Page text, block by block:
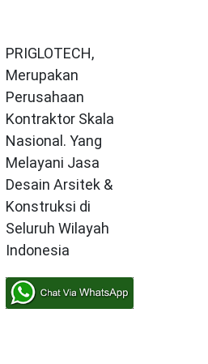
PRIGLOTECH,
Merupakan
Perusahaan
Kontraktor Skala
Nasional. Yang
Melayani Jasa
Desain Arsitek &
Konstruksi di
Seluruh Wilayah
Indonesia